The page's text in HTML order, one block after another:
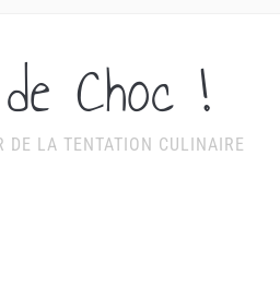
Choc !
DE LA TENTATION CULINAIRE